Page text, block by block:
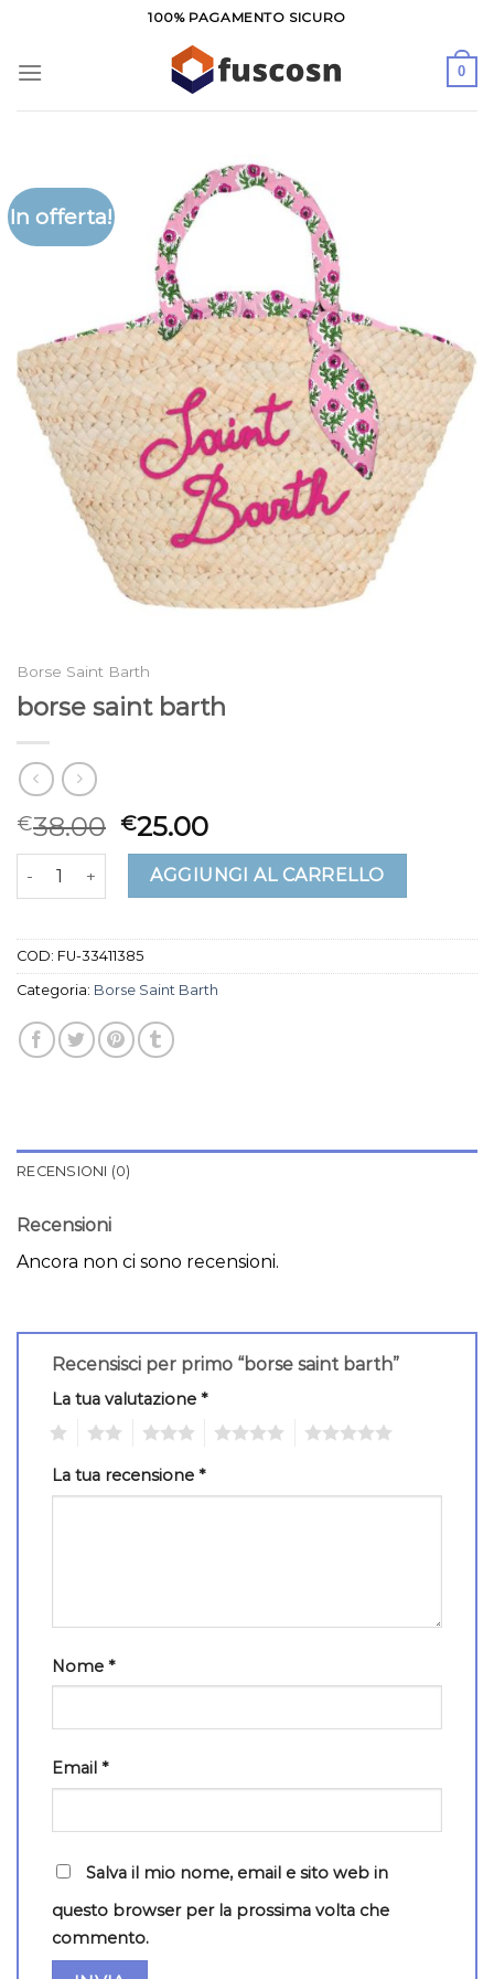
contenuti
100% PAGAMENTO SICURO
0
In offerta!
Borse Saint Barth
borse saint barth
€38.00 €25.00
borse saint barth quantitàAGGIUNGI AL CARRELLO
COD: FU-33411385
Categoria: Borse Saint Barth
RECENSIONI (0)
Recensioni
Ancora non ci sono recensioni.
Recensisci per primo “borse saint barth”
La tua valutazione *
La tua recensione *
Nome *
Email *
Salva il mio nome, email e sito web in
questo browser per la prossima volta che
commento.